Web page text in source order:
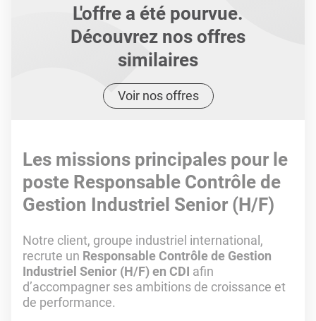
L'offre a été pourvue.
Découvrez nos offres
similaires
Voir nos offres
Les missions principales pour le
poste Responsable Contrôle de
Gestion Industriel Senior (H/F)
Notre client, groupe industriel international,
recrute un Responsable Contrôle de Gestion
Industriel Senior (H/F) en CDI afin
d’accompagner ses ambitions de croissance et
de performance.